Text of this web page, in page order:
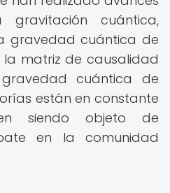
gravitación cuántica,
gravedad cuántica de
matriz de causalidad
cuántica de
están en constante
siendo objeto de
en la comunidad